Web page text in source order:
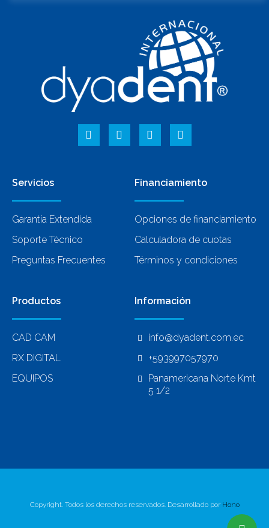
Servicios
Garantía Extendida
Soporte Técnico
Preguntas Frecuentes
Financiamiento
Opciones de financiamiento
Calculadora de cuotas
Términos y condiciones
Productos
CAD CAM
RX DIGITAL
EQUIPOS
Información
info@dyadent.com.ec
+593997057970
Panamericana Norte Kmt
5 1/2
Copyright. Todos los derechos reservados. Desarrollado por Hono